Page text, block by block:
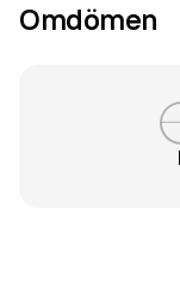
Omdömen